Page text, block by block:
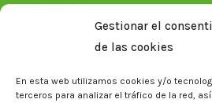
Gestionar el
de las cookies
En esta web utilizamos cookies y/o
terceros para analizar el tráfico de la red,
Memorias corporativas
Biblioteca. Repositorio CITAREA
Press